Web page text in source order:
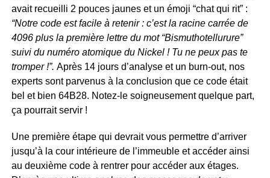
avait recueilli 2 pouces jaunes et un émoji “chat qui rit” :
“Notre code est facile à retenir : c’est la racine carrée de
4096 plus la première lettre du mot “Bismuthotellurure”
suivi du numéro atomique du Nickel ! Tu ne peux pas te
tromper !”. Après 14 jours d’analyse et un burn-out, nos
experts sont parvenus à la conclusion que ce code était
bel et bien 64B28. Notez-le soigneusement quelque part,
ça pourrait servir !
Une première étape qui devrait vous permettre d’arriver
jusqu’à la cour intérieure de l’immeuble et accéder ainsi
au deuxième code à rentrer pour accéder aux étages.